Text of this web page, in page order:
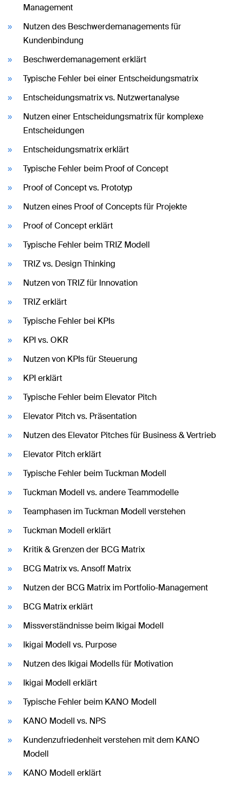
Management
Nutzen des Beschwerdemanagements für
Kundenbindung
Beschwerdemanagement erklärt
Typische Fehler bei einer Entscheidungsmatrix
Entscheidungsmatrix vs. Nutzwertanalyse
Nutzen einer Entscheidungsmatrix für komplexe
Entscheidungen
Entscheidungsmatrix erklärt
Typische Fehler beim Proof of Concept
Proof of Concept vs. Prototyp
Nutzen eines Proof of Concepts für Projekte
Proof of Concept erklärt
Typische Fehler beim TRIZ Modell
TRIZ vs. Design Thinking
Nutzen von TRIZ für Innovation
TRIZ erklärt
Typische Fehler bei KPIs
KPI vs. OKR
Nutzen von KPIs für Steuerung
KPI erklärt
Typische Fehler beim Elevator Pitch
Elevator Pitch vs. Präsentation
Nutzen des Elevator Pitches für Business & Vertrieb
Elevator Pitch erklärt
Typische Fehler beim Tuckman Modell
Tuckman Modell vs. andere Teammodelle
Teamphasen im Tuckman Modell verstehen
Tuckman Modell erklärt
Kritik & Grenzen der BCG Matrix
BCG Matrix vs. Ansoff Matrix
Nutzen der BCG Matrix im Portfolio-Management
BCG Matrix erklärt
Missverständnisse beim Ikigai Modell
Ikigai Modell vs. Purpose
Nutzen des Ikigai Modells für Motivation
Ikigai Modell erklärt
Typische Fehler beim KANO Modell
KANO Modell vs. NPS
Kundenzufriedenheit verstehen mit dem KANO
Modell
KANO Modell erklärt